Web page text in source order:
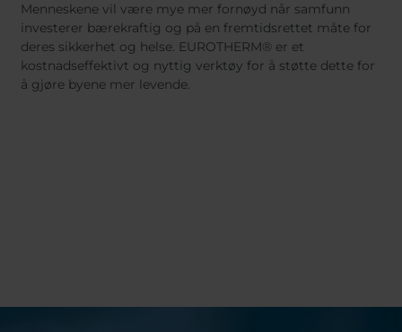
Menneskene vil være mye mer fornøyd når samfunn
investerer bærekraftig og på en fremtidsrettet måte for
deres sikkerhet og helse. EUROTHERM® er et
kostnadseffektivt og nyttig verktøy for å støtte dette for
å gjøre byene mer levende.